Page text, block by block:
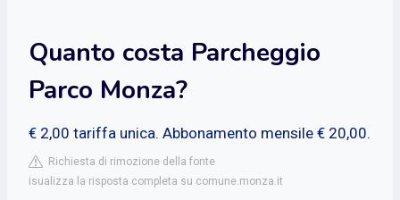
Quanto costa Parcheggio
Parco Monza?
€ 2,00 tariffa unica. Abbonamento mensile € 20,00.
Richiesta di rimozione della fonte
isualizza la risposta completa su comune.monza.it